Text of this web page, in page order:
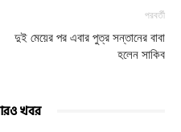
পরবর্তী
দুই মেয়ের পর এবার পুত্র সন্তানের বাবা
হলেন সাকিব
খবর